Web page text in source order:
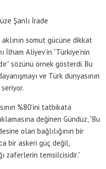
Şanlı İrade
somut gücüne dikkat
İlham Aliyev’in “Türkiye’nin
sözünü örnek gösterdi. Bu
ve Türk dünyasının
%80’ini tatbikata
değinen Gündüz, “Bu
olan bağlılığının bir
bir askeri güç değil,
zaferlerin temsilcisidir.”